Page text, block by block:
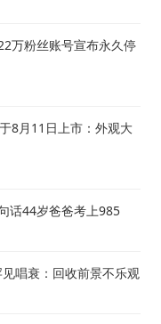
万粉丝账号宣布永久停
8月11日上市：外观大
话44岁爸爸考上985
唱衰：回收前景不乐观